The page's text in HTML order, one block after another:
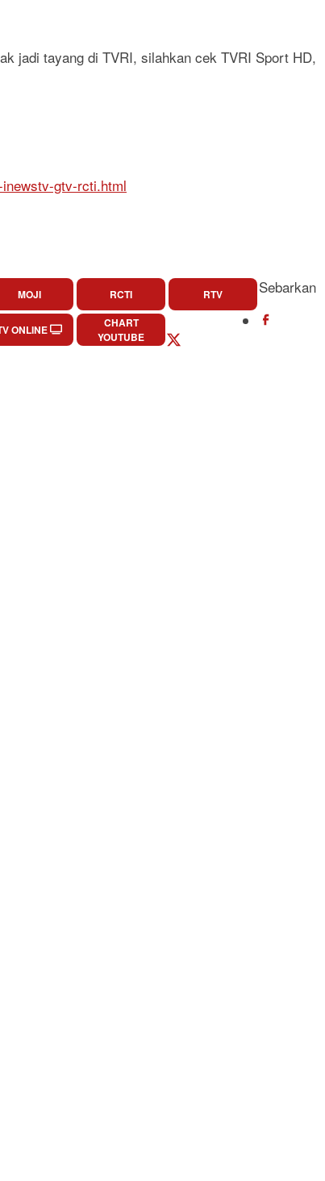
jadi tayang di TVRI, silahkan cek TVRI Sport HD,
gtv-rcti.html
MOJI RCTI RTV
ONLINE
CHART
YOUTUBE
Sebarkan